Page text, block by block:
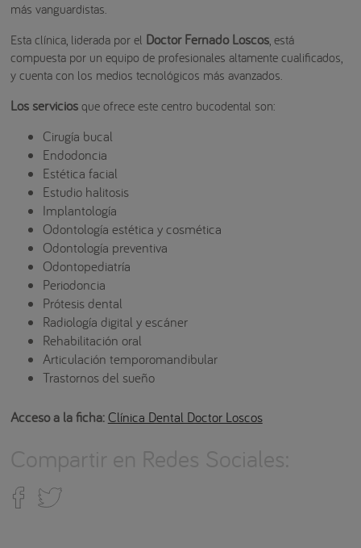
más vanguardistas.
Esta clínica, liderada por el Doctor Fernado Loscos, está
compuesta por un equipo de profesionales altamente cualificados,
y cuenta con los medios tecnológicos más avanzados.
Los serviciosque ofrece este centro bucodental son:
Cirugía bucal
Endodoncia
Estética facial
Estudio halitosis
Implantología
Odontología estética y cosmética
Odontología preventiva
Odontopediatría
Periodoncia
Prótesis dental
Radiología digital y escáner
Rehabilitación oral
Articulación temporomandibular
Trastornos del sueño
Acceso a la ficha: Clínica Dental Doctor Loscos